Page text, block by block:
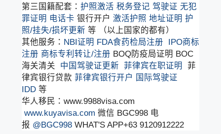
第三国籍配套： 护照激活 税务登记 驾驶证 无犯
罪证明 电话卡 银行开户 激活护照 地址证明 护
照/挂失/损坏更新 等 （以上国家的都有）
其他服务： NBI证明 FDA食药检局注册
IPO商标
注册 商标专利转让/注册 BOQ防疫局证明 BOC
海关清关 中国驾驶证更新 菲律宾在职证明
菲
律宾银行贷款 菲律宾银行开户
国际驾驶证
IDD等
华人移民：www.9988visa.com
www.kuyavisa.com 微信 BGC998 电
报 @BGC998WHAT'S APP+63 9120912222